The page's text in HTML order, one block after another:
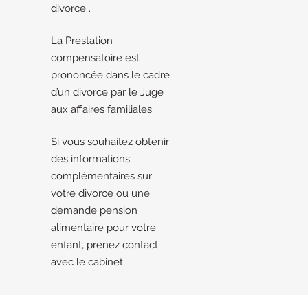
divorce .
La Prestation
compensatoire est
prononcée dans le cadre
d’un divorce par le Juge
aux affaires familiales.
Si vous souhaitez obtenir
des informations
complémentaires sur
votre divorce ou une
demande pension
alimentaire pour votre
enfant, prenez contact
avec le cabinet.